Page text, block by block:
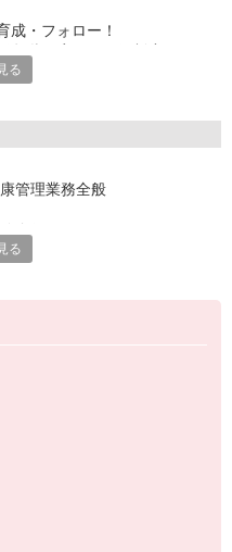
成・フォロー！
て働きながら資格取得が可能
ベートも充実
子育てと仕事の両立を応援◎
ャリア相談など、各相談窓
る
管理業務全般
い、ゆっくりと時間をかけな
、他業種との協力や連携を図
す。お客様から感謝の言葉を
ながります。日勤の勤務でワ
ができます。
る